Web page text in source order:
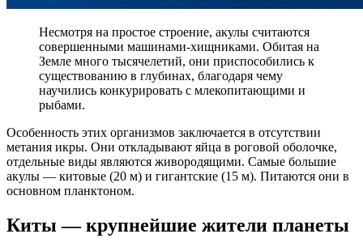
Несмотря на простое строение, акулы считаются
совершенными машинами-хищниками. Обитая на
Земле много тысячелетий, они приспособились к
существованию в глубинах, благодаря чему
научились конкурировать с млекопитающими и
рыбами.
Особенность этих организмов заключается в отсутствии
метания икры. Они откладывают яйца в роговой оболочке,
отдельные виды являются живородящими. Самые большие
акулы — китовые (20 м) и гигантские (15 м). Питаются они в
основном планктоном.
Киты — крупнейшие жители планеты